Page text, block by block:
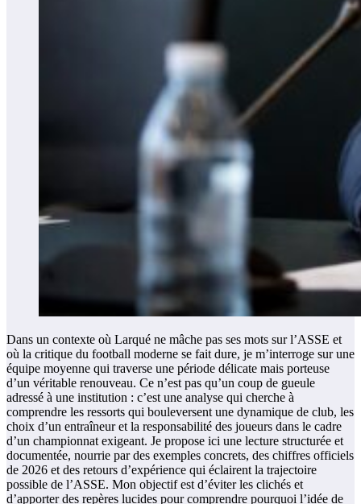
Dans un contexte où Larqué ne mâche pas ses mots sur l’ASSE et
où la critique du football moderne se fait dure, je m’interroge sur une
équipe moyenne qui traverse une période délicate mais porteuse
d’un véritable renouveau. Ce n’est pas qu’un coup de gueule
adressé à une institution : c’est une analyse qui cherche à
comprendre les ressorts qui bouleversent une dynamique de club, les
choix d’un entraîneur et la responsabilité des joueurs dans le cadre
d’un championnat exigeant. Je propose ici une lecture structurée et
documentée, nourrie par des exemples concrets, des chiffres officiels
de 2026 et des retours d’expérience qui éclairent la trajectoire
possible de l’ASSE. Mon objectif est d’éviter les clichés et
d’apporter des repères lucides pour comprendre pourquoi l’idée de